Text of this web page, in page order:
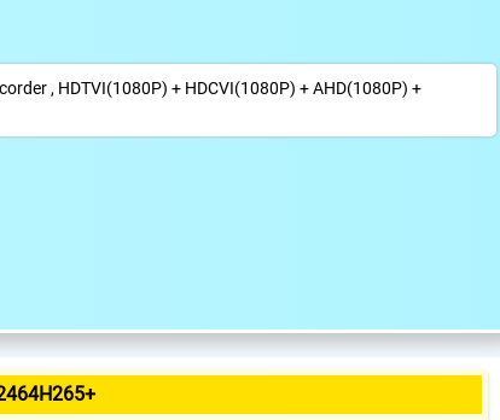
, HDTVI(1080P) + HDCVI(1080P) + AHD(1080P) +